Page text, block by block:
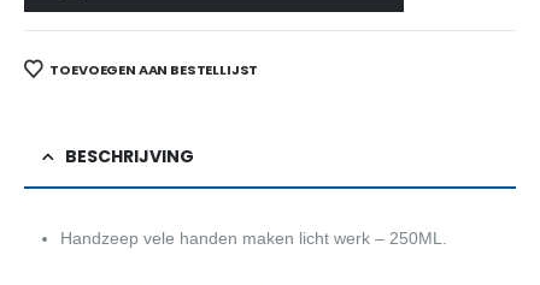
TOEVOEGEN AAN BESTELLIJST
BESCHRIJVING
Handzeep vele handen maken licht werk – 250ML.